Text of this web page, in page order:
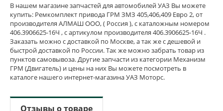
В нашем магазине запчастей для автомобилей УАЗ Вы можете
купить: Ремкомплект привода ГРМ ЗМЗ 405,406,409 Евро 2, от
производителя АЛМАШ ООО, ( Россия ), с каталожным номером
406.3906625-16Ч , с артикулом производителя 406.3906625-16Ч .
Заказать можно с доставкой по Москве, а так же с дешевой и
быстрой доставкой по России. Так же можно забрать товар из
пунктов самовывоза. Другие запчасти из категории Механизм
ГРМ (Двигатель) и цены на них Вы можете посмотреть в
каталоге нашего интернет-магазина УАЗ Моторс.
Отзывы о товаре